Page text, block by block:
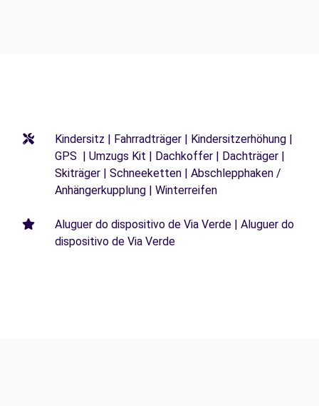
Kindersitz | Fahrradträger | Kindersitzerhöhung |
GPS | Umzugs Kit | Dachkoffer | Dachträger |
Skiträger | Schneeketten | Abschlepphaken /
Anhängerkupplung | Winterreifen
Aluguer do dispositivo de Via Verde | Aluguer do
dispositivo de Via Verde